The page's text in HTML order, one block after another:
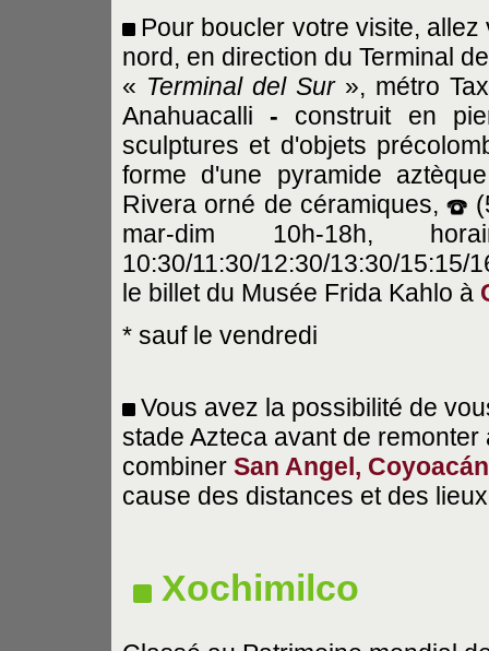
Pour boucler votre visite,
nord, en direction du Terminal
« Terminal del Sur», métro
Anahuacalli - construit en
sculptures et d'objets
forme d'une pyramide
Rivera orné de céramiques,
mar-dim 10h-18h,
10:30/11:30/12:30/13:30/
le billet du Musée Frida Kahlo à
* sauf le vendredi
Vous avez la possibilité de
stade Azteca avant de
combiner San Angel, Coyoacán
cause des distances et des
Xochimilco